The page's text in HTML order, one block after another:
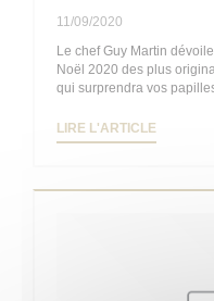
11/09/2020
Le chef Guy Martin
Noël 2020 des plus
qui surprendra vos
LIRE L'ARTICLE